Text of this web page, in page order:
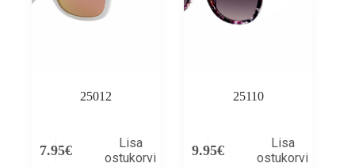
25012
7.95€
Lisa
ostukorvi
25110
9.95€
Lisa
ostukorvi